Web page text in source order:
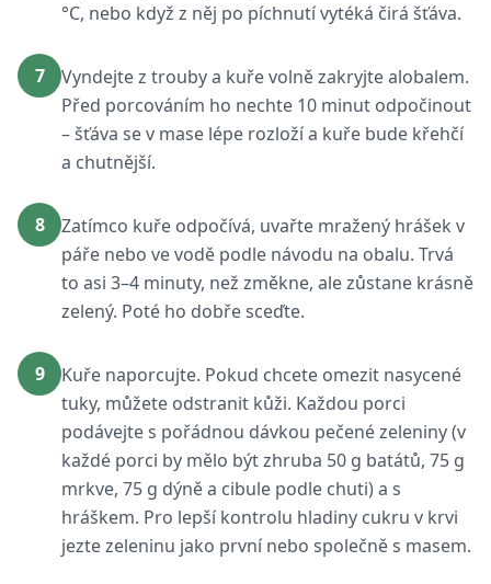
°C, nebo když z něj po píchnutí vytéká čirá šťáva.
7
Vyndejte z trouby a kuře volně zakryjte alobalem.
Před porcováním ho nechte 10 minut odpočinout
– šťáva se v mase lépe rozloží a kuře bude křehčí
a chutnější.
8
Zatímco kuře odpočívá, uvařte mražený hrášek v
páře nebo ve vodě podle návodu na obalu. Trvá
to asi 3–4 minuty, než změkne, ale zůstane krásně
zelený. Poté ho dobře sceďte.
9
Kuře naporcujte. Pokud chcete omezit nasycené
tuky, můžete odstranit kůži. Každou porci
podávejte s pořádnou dávkou pečené zeleniny (v
každé porci by mělo být zhruba 50 g batátů, 75 g
mrkve, 75 g dýně a cibule podle chuti) a s
hráškem. Pro lepší kontrolu hladiny cukru v krvi
jezte zeleninu jako první nebo společně s masem.